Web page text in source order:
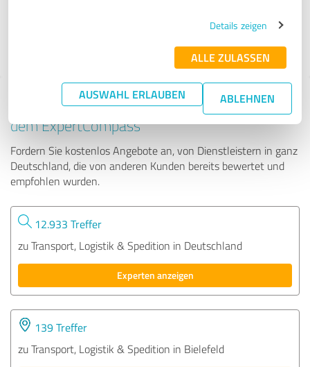
Details zeigen
ALLE ZULASSEN
AUSWAHL ERLAUBEN ABLEHNEN
Tipp: Die passenden Experten finden - mit
dem ExpertCompass
Fordern Sie kostenlos Angebote an, von Dienstleistern in ganz
Deutschland, die von anderen Kunden bereits bewertet und
empfohlen wurden.
12.933 Treffer
zu Transport, Logistik & Spedition in Deutschland
Experten anzeigen
139 Treffer
zu Transport, Logistik & Spedition in Bielefeld